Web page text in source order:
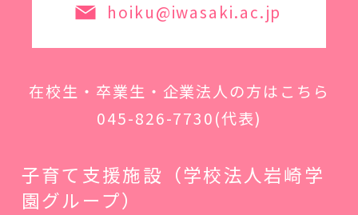
hoiku@iwasaki.ac.jp
在校生・卒業生・企業法人の方はこちら
045-826-7730(代表)
子育て支援施設（学校法人岩崎学
園グループ）